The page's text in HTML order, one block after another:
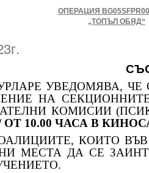
ОПЕРАЦИЯ
„ТОПЪЛ ОБЯД“
УВЕДОМЯВА, ЧЕ
НА
КОМИСИИ
ОТ 10.00 ЧАСА В
КОИТО
МЕСТА ДА СЕ